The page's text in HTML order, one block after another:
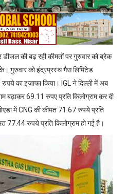
की बढ़ रही कीमतों पर गुरुवार को ब्रेक
गुरुवार को इंद्रप्रस्थ गैस लिमिटेड
का इजाफा किया। IGL ने दिल्ली में अब
बढ़ाकर 69.11 रुपए प्रति किलोग्राम कर दी
में CNG की कीमत 71.67 रुपये प्रति
77.44 रुपये प्रति किलोग्राम हो गई है।